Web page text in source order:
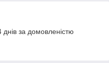
за домовленістю